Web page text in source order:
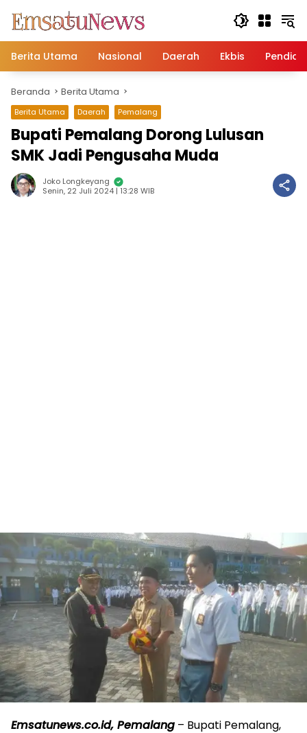
konten
Berita Utama
Nasional Daerah Ekbis
Beranda Berita Utama
Berita Utama Daerah Pemalang
Bupati Pemalang Dorong Lulusan
SMK Jadi Pengusaha Muda
Joko Longkeyang
Senin, 22 Juli 2024 | 13:28 WIB
Emsatunews.co.id, Pemalang – Bupati Pemalang,